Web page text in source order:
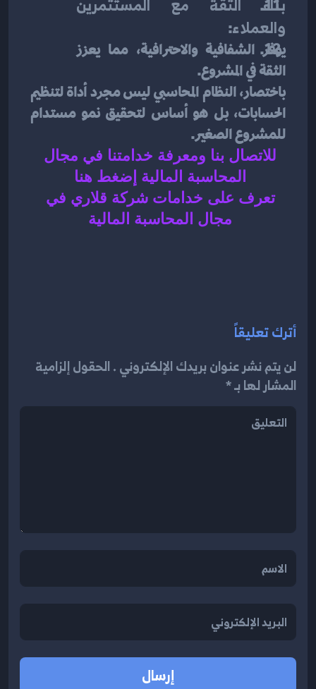
والعملاء:
يوفر الشفافية والاحترافية، مما يعزز
الثقة في المشروع.
للمشروع الصغير.
المحاسبة المالية إضغط هنا
مجال المحاسبة المالية
أترك تعليقاً
لن يتم نشر عنوان بريدك الإلكتروني . الحقول إلزامية
المشار لها بـ *
إرسال